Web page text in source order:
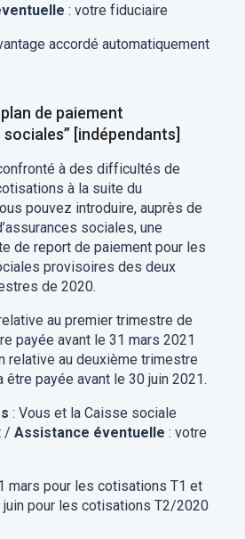
: votre fiduciaire
accordé automatiquement
de paiement
[indépendants]
à des difficultés de
à la suite du
pouvez introduire, auprès de
sociales, une
de report de paiement pour les
provisoires des deux
de 2020.
au premier trimestre de
payée avant le 31 mars 2021
relative au deuxième trimestre
être payée avant le 30 juin 2021.
: Vous et la Caisse sociale
/ Assistance éventuelle : votre
mars pour les cotisations T1 et
pour les cotisations T2/2020